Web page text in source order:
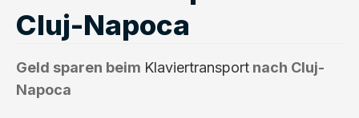
Cluj-Napoca
Geld sparen beim Klaviertransport nach Cluj-
Napoca